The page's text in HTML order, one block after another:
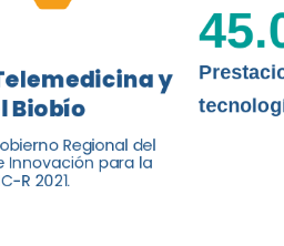
y
Biobío
Regional del
Innovación para la
R 2021.